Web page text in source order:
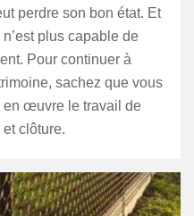
perdre son bon état. Et
plus capable de
Pour continuer à
sachez que vous
en œuvre le travail de
clôture.